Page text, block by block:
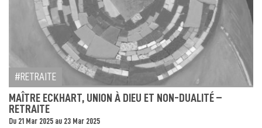
RETRAITE
MAÎTRE ECKHART, UNION À DIEU ET NON-DUALITÉ –
RETRAITE
Du 21 Mar 2025 au 23 Mar 2025